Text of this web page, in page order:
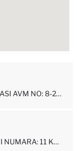
YAVANSU MAH. KARAOVA SOK. KUŞADASI AVM NO: 8-2-6 KUŞADASI-AYDIN
TÜRKMEN MAHALLESI İNÖNÜ BULVARI NUMARA: 11 KUŞADASI - AYDIN